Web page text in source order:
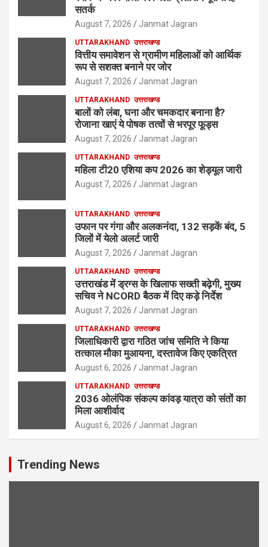
सतर्क
August 7, 2026 Janmat Jagran
UTTARAKHAND उत्तराखण्ड
वित्तीय समावेशन से ग्रामीण महिलाओं को आर्थिक
रूप से सशक्त बनाने पर जोर
August 7, 2026 Janmat Jagran
UTTARAKHAND उत्तराखण्ड
बालों को लंबा, घना और चमकदार बनाना है?
रोजाना खाएं ये पोषक तत्वों से भरपूर फूड्स
August 7, 2026 Janmat Jagran
UTTARAKHAND उत्तराखण्ड
महिला टी20 एशिया कप 2026 का शेड्यूल जारी
August 7, 2026 Janmat Jagran
UTTARAKHAND उत्तराखण्ड
उफान पर गंगा और अलकनंदा, 132 सड़कें बंद, 5
जिलों में येलो अलर्ट जारी
August 7, 2026 Janmat Jagran
UTTARAKHAND उत्तराखण्ड
उत्तराखंड में ड्रग्स के खिलाफ सख्ती बढ़ेगी, मुख्य
सचिव ने NCORD बैठक में दिए कड़े निर्देश
August 7, 2026 Janmat Jagran
UTTARAKHAND उत्तराखण्ड
जिलाधिकारी द्वारा गठित जांच समिति ने किया
तत्काल मौका मुआयना, दस्तावेज किए एकत्रित
August 6, 2026 Janmat Jagran
UTTARAKHAND उत्तराखण्ड
2036 ओलंपिक संकल्प कांवड़ यात्रा को संतों का
मिला आशीर्वाद
August 6, 2026 Janmat Jagran
Trending News